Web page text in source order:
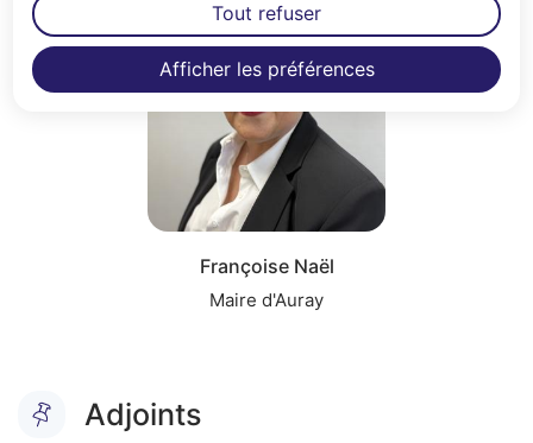
Afficher les préférences
Tout refuser
Cliquer pour passer Maire d'Auray
Françoise Naël
Maire d'Auray
Adjoints